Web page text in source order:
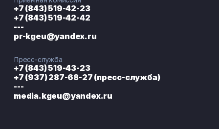
+7 (843) 519-42-23
+7 (843) 519-42-42
---
pr-kgeu@yandex.ru
Пресс-служба
+7 (843) 519-43-23
+7 (937) 287-68-27 (пресс-служба)
---
media.kgeu@yandex.ru